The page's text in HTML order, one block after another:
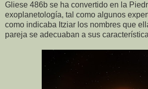
Gliese 486b se ha convertido en la
exoplanetología, tal como algunos
como indicaba Itziar los nombres que
pareja se adecuaban a sus